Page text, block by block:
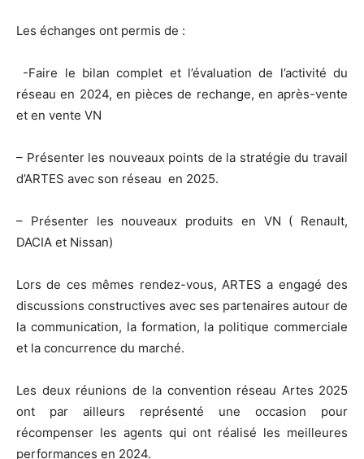
Les échanges ont permis de :
-Faire le bilan complet et l’évaluation de l’activité du
réseau en 2024, en pièces de rechange, en après-vente
et en vente VN
– Présenter les nouveaux points de la stratégie du travail
d’ARTES avec son réseau en 2025.
– Présenter les nouveaux produits en VN ( Renault,
DACIA et Nissan)
Lors de ces mêmes rendez-vous, ARTES a engagé des
discussions constructives avec ses partenaires autour de
la communication, la formation, la politique commerciale
et la concurrence du marché.
Les deux réunions de la convention réseau Artes 2025
ont par ailleurs représenté une occasion pour
récompenser les agents qui ont réalisé les meilleures
performances en 2024.